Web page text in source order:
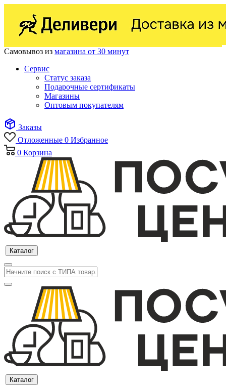
Самовывоз из магазина от 30 минут
Сервис
Статус заказа
Подарочные сертификаты
Магазины
Оптовым покупателям
Заказы
Отложенные 0 Избранное
0 Корзина
Каталог
Каталог